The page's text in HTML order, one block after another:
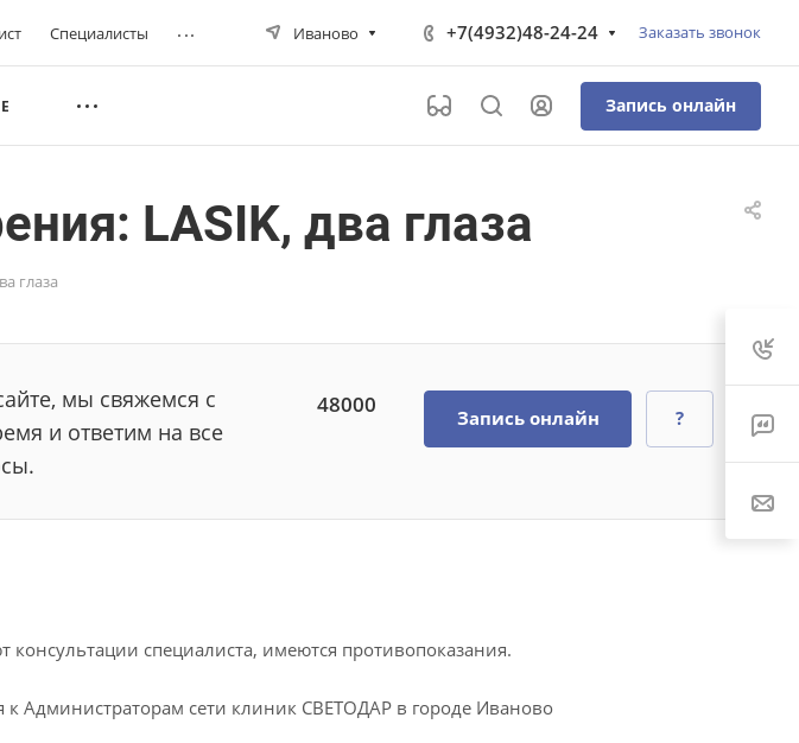
Специалисты ... Иваново +7(4932)48-24-24 Заказать звонок
Запись онлайн
LASIK, два глаза
глаза
мы свяжемся с
и ответим на все
48000 Запись онлайн ?
консультации специалиста, имеются противопоказания.
к Администраторам сети клиник СВЕТОДАР в городе Иваново